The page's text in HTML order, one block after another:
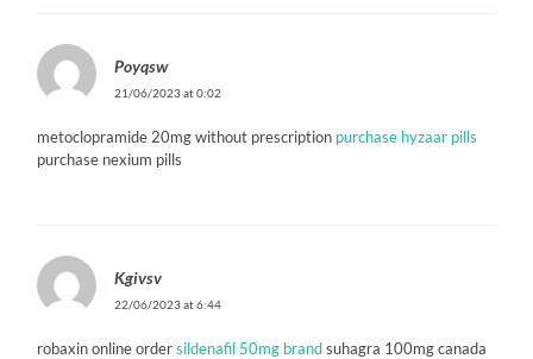
Poyqsw
21/06/2023 at 0:02
metoclopramide 20mg without prescription purchase hyzaar pills
purchase nexium pills
Kgivsv
22/06/2023 at 6:44
robaxin online ordersildenafil 50mg brandsuhagra 100mg canada